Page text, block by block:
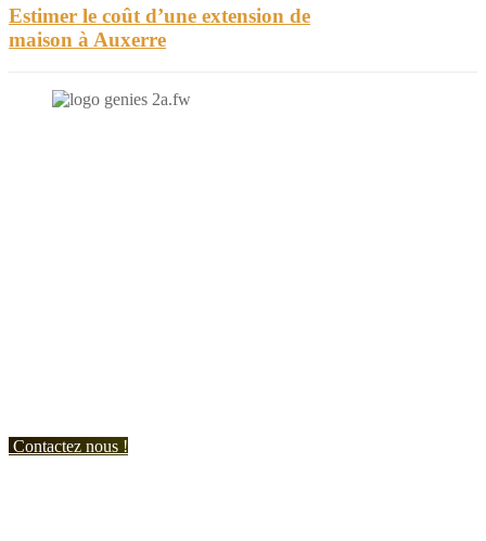
Estimer le coût d’une extension de
maison à Auxerre
Contactez nous !